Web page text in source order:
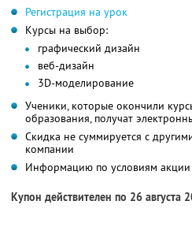
Регистрация на урок
Курсы на выбор:
графический дизайн
веб-дизайн
3D-моделирование
Ученики, которые окончили
образования, получат
Скидка не суммируется с
компании
Информацию по условиям
Купон действителен по 26 августа